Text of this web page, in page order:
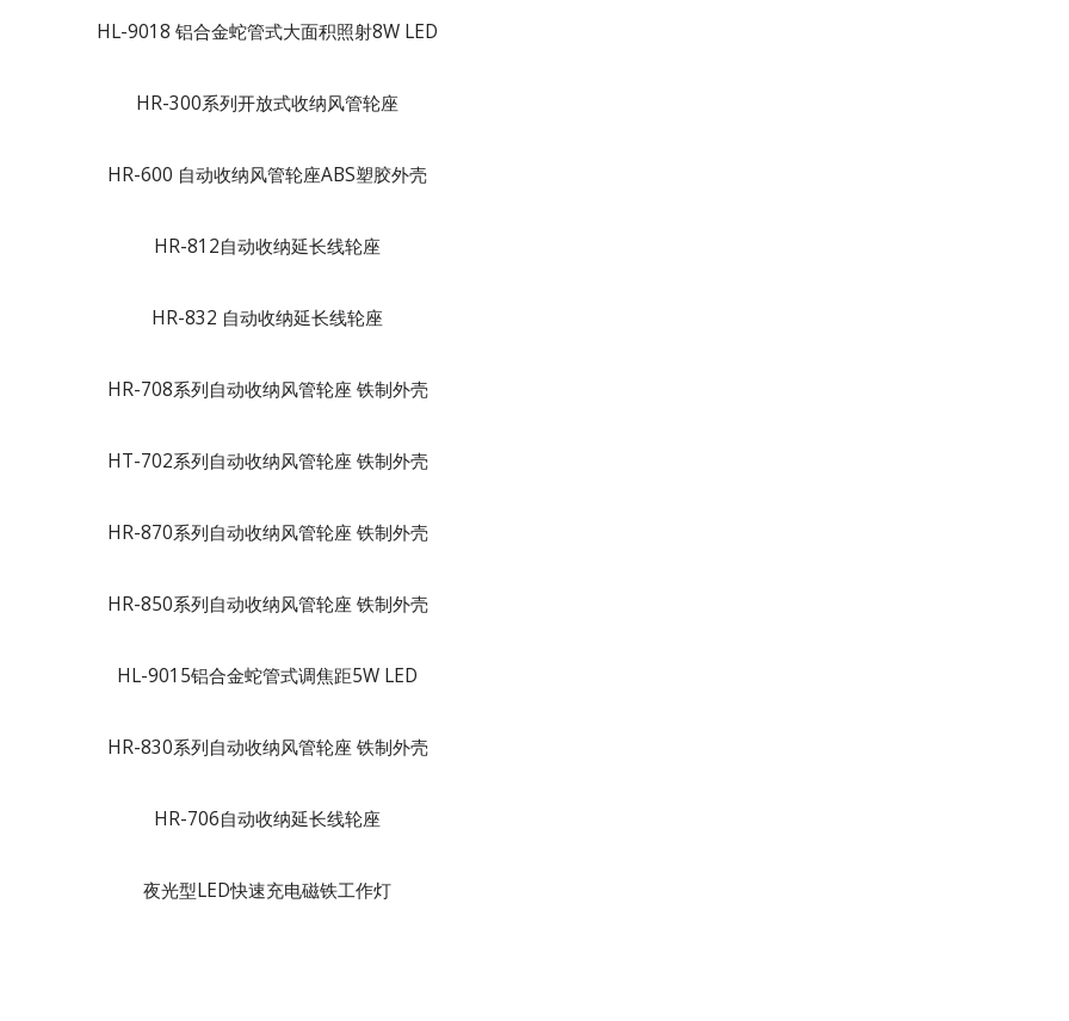
HL-9018 铝合金蛇管式大面积照射8W LED
HR-300系列开放式收纳风管轮座
HR-600 自动收纳风管轮座ABS塑胶外壳
HR-812自动收纳延长线轮座
HR-832 自动收纳延长线轮座
HR-708系列自动收纳风管轮座 铁制外壳
HT-702系列自动收纳风管轮座 铁制外壳
HR-870系列自动收纳风管轮座 铁制外壳
HR-850系列自动收纳风管轮座 铁制外壳
HL-9015铝合金蛇管式调焦距5W LED
HR-830系列自动收纳风管轮座 铁制外壳
HR-706自动收纳延长线轮座
夜光型LED快速充电磁铁工作灯